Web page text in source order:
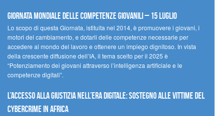
Giornata Mondiale delle Competenze Giovanili – 15 luglio
Lo scopo di questa Giornata, istituita nel 2014, è promuovere i giovani, i
motori del cambiamento, e dotarli delle competenze necessarie per
accedere al mondo del lavoro e ottenere un impiego dignitoso. In vista
della crescente diffusione dell’IA, il tema scelto per il 2025 è
“Potenziamento dei giovani attraverso l’intelligenza artificiale e le
competenze digitali”.
L’accesso alla giustizia nell’era digitale: sostegno alle vittime del
cybercrime in Africa